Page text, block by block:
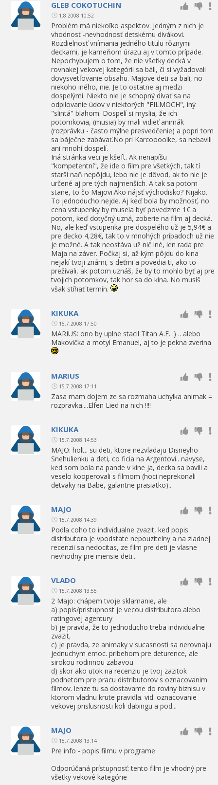
GLEB COKOTUCHIN
1.8.2008 10:52
Problém má niekoľko aspektov. Jedným z nich je
vhodnosť -nevhodnosť detskému divákovi.
Rozdielnosť vnímania jedného titulu rôznymi
deckami, je kameňom úrazu aj v tomto prípade.
Nepochybujem o tom, že nie všetky decká v
rovnakej vekovej kategórii sa báli, či si vyžadovali
dovysvetľovanie obsahu. Majove deti sa bali, no
niekoho iného, nie. Je to ostatne aj medzi
dospelými. Niekto nie je schopný dívať sa na
odpilovanie údov v niektorých "FILMOCH", iný
"slintá" blahom. Dospelí si myslia, že ich
potomkovia, (musia) by mali vidieť animák
(rozprávku - často mýlne presvedčenie) a popri tom
sa báječne zabávať.No pri Karcoooolke, sa nebavili
ani mnohí dospelí.
Iná stránka veci je kšeft. Ak nenapíšu
"kompetentní", že ide o film pre všetkých, tak tí
starší naň nepôjdu, lebo nie je dôvod, ak to nie je
určené aj pre tých najmenších. A tak sa potom
stane, to čo Majovi.Ako nájsť východisko? Nijako.
To jednoducho nejde. Aj keď bola by možnosť, no
cena vstupenky by musela byť povedzme 1€ a
potom, keď dotyčný uzná, zoberie na film aj decká.
No, ale keď vstupenka pre dospelého už je 5,94€ a
pre decko 4,28€, tak to v mnohých prípadoch už nie
je možné. A tak neostáva už nič iné, len rada pre
Maja na záver. Počkaj si, až kým pôjdu do kina
nejakí tvoji známi, s deťmi a povedia ti, ako to
prežívali, ak potom uznáš, že by to mohlo byť aj pre
tvojich potomkov, tak hor sa do kina. No musíš
však stíhať termín.
KIKUKA
15.7.2008 17:50
MARIUS: ono by uplne stacil Titan A.E. :) .. alebo
Makovička a motyl Emanuel, aj to je pekna zverina
MARIUS
15.7.2008 17:11
Zasa mam dojem ze sa rozmaha uchylka animak =
rozpravka....Elfen Lied na nich !!!!
KIKUKA
15.7.2008 14:53
MAJO: holt.. su deti, ktore nezvladaju Disneyho
Snehulienku a deti, co ficia na Argentovi.. navyse,
ked som bola na pande v kine ja, decka sa bavili a
veselo kooperovali s filmom (hoci neprekonali
detvaky na Babe, galantne prasiatko)..
MAJO
15.7.2008 14:39
Podla coho to individualne zvazit, ked popis
distributora je vpodstate nepouzitelny a na ziadnej
recenzii sa nedocitas, ze film pre deti je vlasne
nevhodny pre mensie deti...
VLADO
15.7.2008 13:55
2 Majo: chápem tvoje sklamanie, ale
a) popis/pristupnost je vecou distributora alebo
ratingovej agentury
b) je pravda, že to jednoducho treba individualne
zvazit,
c) je pravda, ze animaky v sucasnosti sa nerovnaju
jednuchym emoc. pribehom pre deturence, ale
sirokou rodinnou zabavou
d) skor ako utok na recenziu je tvoj zazitok
podnetom pre pracu distributorov s oznacovanim
filmov. lenze tu sa dostavame do roviny biznisu v
ktorom vladnu krute pravidla. vid. oznacovanie
vekovej prislusnosti koli dabingu a pod...
MAJO
15.7.2008 13:14
Pre info - popis filmu v programe
Odporúčaná prístupnosť: tento film je vhodný pre
všetky vekové kategórie